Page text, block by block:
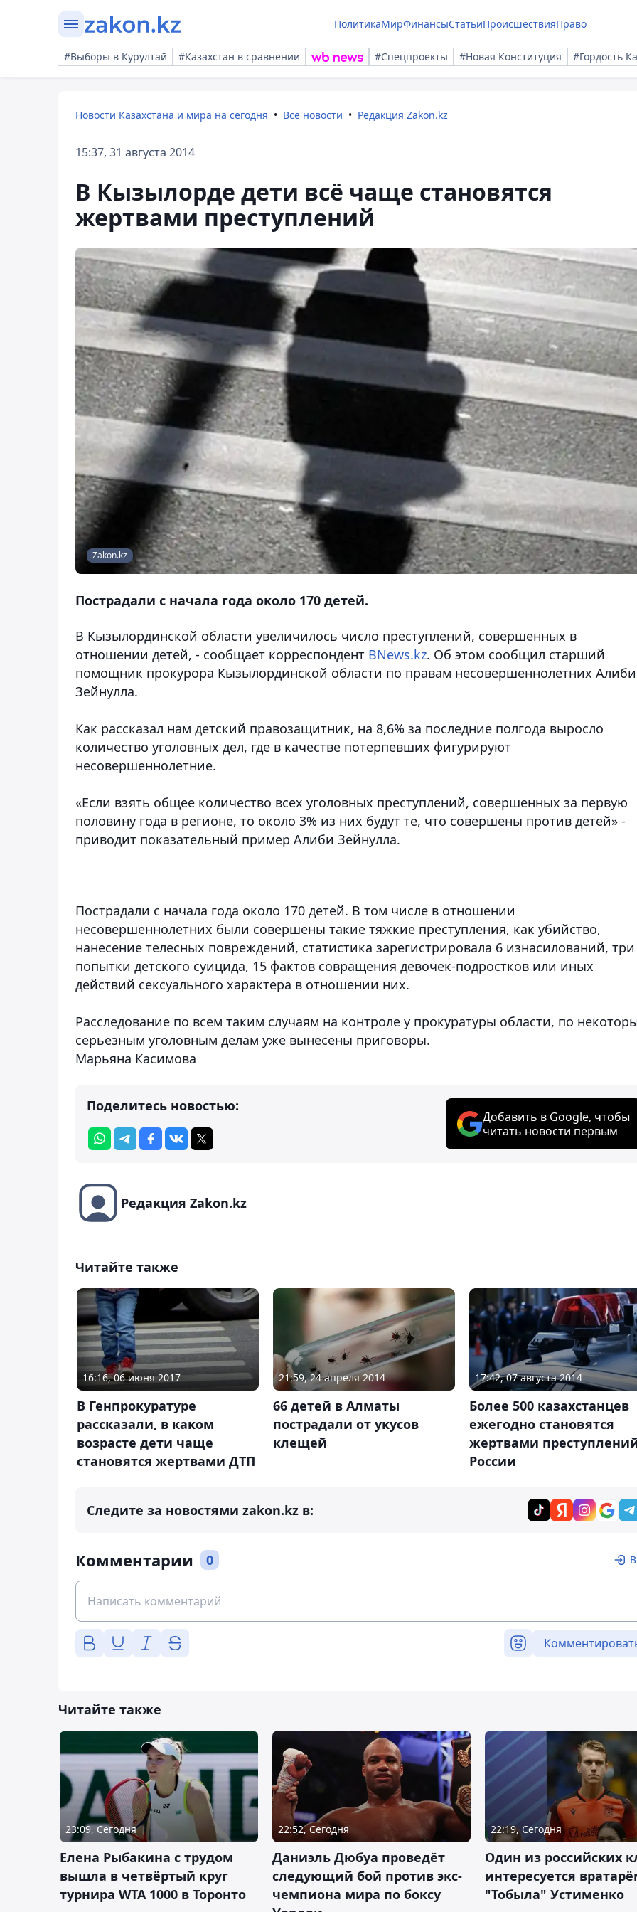
ПолитикаМирФинансыСтатьиПроисшествияПраво
#Выборы в Курултай #Казахстан в сравнении #Спецпроекты #Новая Конституция #Гордость
Новости Казахстана и мира на сегодня Все новости Редакция Zakon.kz
15:37, 31 августа 2014
В Кызылорде дети всё чаще становятся
жертвами преступлений
Zakon.kz
Пострадали с начала года около 170 детей.
В Кызылординской области увеличилось число преступлений, совершенных в
отношении детей, - сообщает корреспондент BNews.kz. Об этом сообщил старший
помощник прокурора Кызылординской области по правам несовершеннолетних Алиби
Зейнулла.
Как рассказал нам детский правозащитник, на 8,6% за последние полгода выросло
количество уголовных дел, где в качестве потерпевших фигурируют
несовершеннолетние.
«Если взять общее количество всех уголовных преступлений, совершенных за первую
половину года в регионе, то около 3% из них будут те, что совершены против детей» -
приводит показательный пример Алиби Зейнулла.
Пострадали с начала года около 170 детей. В том числе в отношении
несовершеннолетних были совершены такие тяжкие преступления, как убийство,
нанесение телесных повреждений, статистика зарегистрировала 6 изнасилований, три
попытки детского суицида, 15 фактов совращения девочек-подростков или иных
действий сексуального характера в отношении них.
Расследование по всем таким случаям на контроле у прокуратуры области, по
серьезным уголовным делам уже вынесены приговоры.
Марьяна Касимова
Поделитесь новостью:
Добавить в Google, чтобы
читать новости первым
Редакция Zakon.kz
Читайте также
16:16, 06 июня 2017
В Генпрокуратуре
рассказали, в каком
возрасте дети чаще
становятся жертвами ДТП
21:59, 24 апреля 2014
66 детей в Алматы
пострадали от укусов
клещей
17:42, 07 августа 2014
Более 500 казахстанцев
ежегодно становятся
жертвами
России
Следите за новостями zakon.kz в:
Комментарии 0
Читайте также
23:09, Сегодня
Елена Рыбакина с трудом
вышла в четвёртый круг
турнира WTA 1000 в Торонто
22:52, Сегодня
Даниэль Дюбуа проведёт
следующий бой против экс-
чемпиона мира по боксу
22:19, Сегодня
Один из российских
интересуется
"Тобыла" Устименко